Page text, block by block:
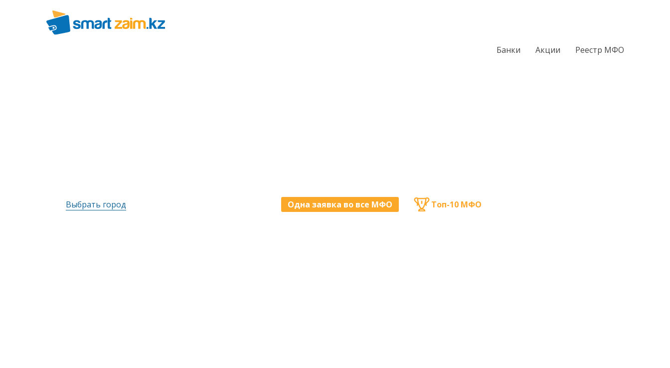
Выбрать город Одна заявка во все МФО Топ-10 МФО
Банки Акции Реестр МФО